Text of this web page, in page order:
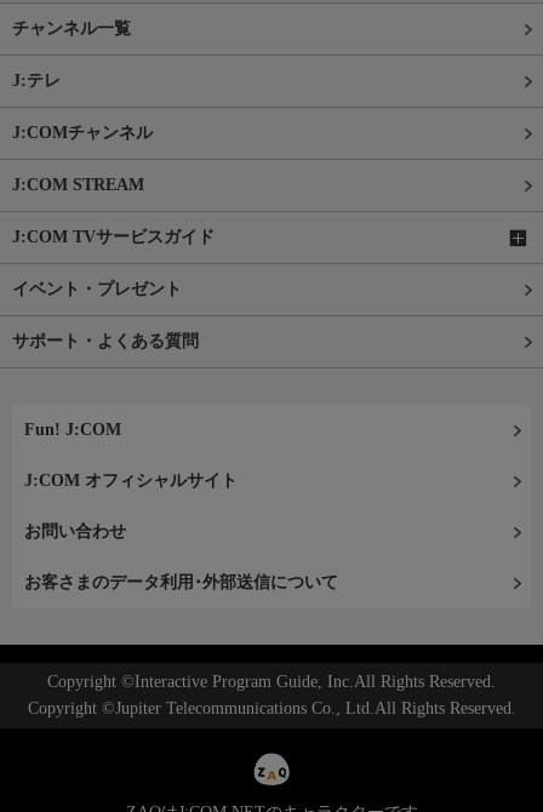
チャンネル一覧
J:テレ
J:COMチャンネル
J:COM STREAM
J:COM TVサービスガイド
イベント・プレゼント
サポート・よくある質問
Fun! J:COM
J:COM オフィシャルサイト
お問い合わせ
お客さまのデータ利用･外部送信について
Copyright ©Interactive Program Guide, Inc.All Rights Reserved.
Copyright ©Jupiter Telecommunications Co., Ltd.All Rights Reserved.